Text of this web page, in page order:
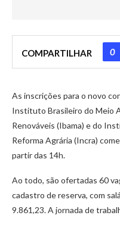
COMPARTILHAR 0
As inscrições para o novo
Instituto Brasileiro do Meio
Renováveis (Ibama) e do
Reforma Agrária (Incra)
partir das 14h.
Ao todo, são ofertadas 60
cadastro de reserva, com
9.861,23. A jornada de